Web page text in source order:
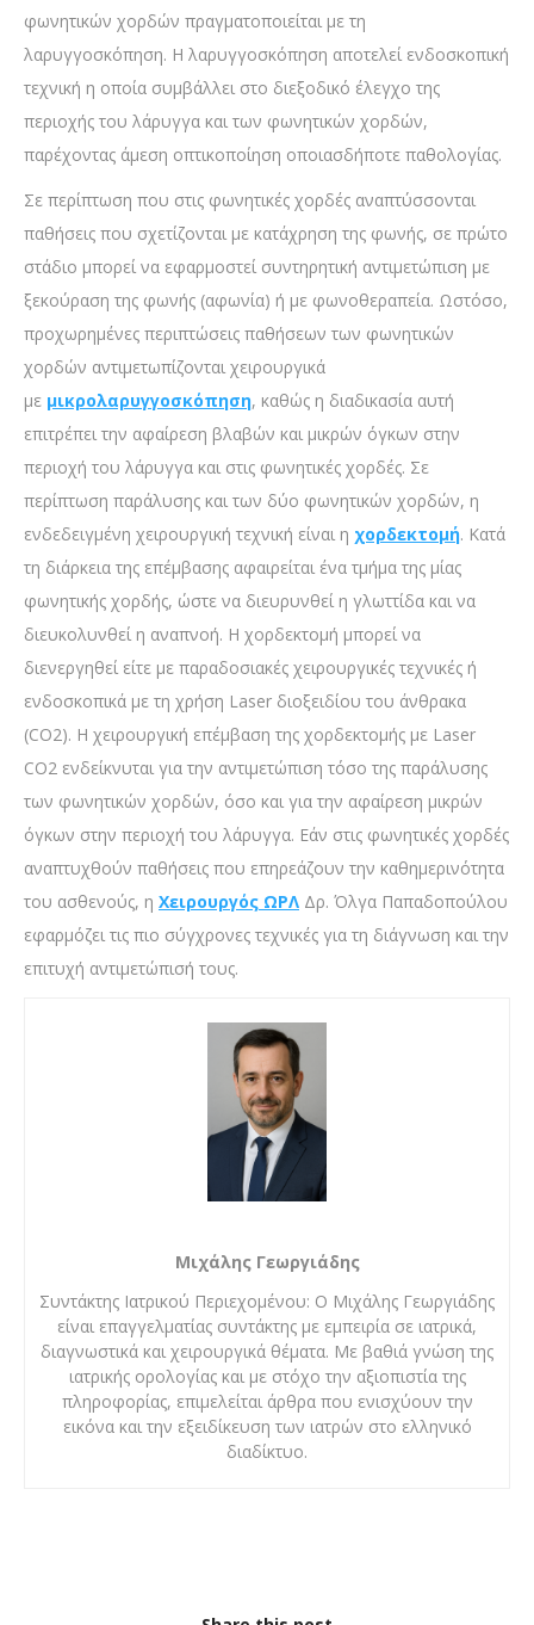
φωνητικών χορδών πραγματοποιείται με τη
λαρυγγοσκόπηση. Η λαρυγγοσκόπηση αποτελεί ενδοσκοπική
τεχνική η οποία συμβάλλει στο διεξοδικό έλεγχο της
περιοχής του λάρυγγα και των φωνητικών χορδών,
παρέχοντας άμεση οπτικοποίηση οποιασδήποτε παθολογίας.
Σε περίπτωση που στις φωνητικές χορδές αναπτύσσονται
παθήσεις που σχετίζονται με κατάχρηση της φωνής, σε πρώτο
στάδιο μπορεί να εφαρμοστεί συντηρητική αντιμετώπιση με
ξεκούραση της φωνής (αφωνία) ή με φωνοθεραπεία. Ωστόσο,
προχωρημένες περιπτώσεις παθήσεων των φωνητικών
χορδών αντιμετωπίζονται χειρουργικά
με μικρολαρυγγοσκόπηση, καθώς η διαδικασία αυτή
επιτρέπει την αφαίρεση βλαβών και μικρών όγκων στην
περιοχή του λάρυγγα και στις φωνητικές χορδές. Σε
περίπτωση παράλυσης και των δύο φωνητικών χορδών, η
ενδεδειγμένη χειρουργική τεχνική είναι η χορδεκτομή. Κατά
τη διάρκεια της επέμβασης αφαιρείται ένα τμήμα της μίας
φωνητικής χορδής, ώστε να διευρυνθεί η γλωττίδα και να
διευκολυνθεί η αναπνοή. Η χορδεκτομή μπορεί να
διενεργηθεί είτε με παραδοσιακές χειρουργικές τεχνικές ή
ενδοσκοπικά με τη χρήση Laser διοξειδίου του άνθρακα
(CO2). Η χειρουργική επέμβαση της χορδεκτομής με Laser
CO2 ενδείκνυται για την αντιμετώπιση τόσο της παράλυσης
των φωνητικών χορδών, όσο και για την αφαίρεση μικρών
όγκων στην περιοχή του λάρυγγα. Εάν στις φωνητικές χορδές
αναπτυχθούν παθήσεις που επηρεάζουν την καθημερινότητα
του ασθενούς, η Χειρουργός ΩΡΛ Δρ. Όλγα Παπαδοπούλου
εφαρμόζει τις πιο σύγχρονες τεχνικές για τη διάγνωση και την
επιτυχή αντιμετώπισή τους.
Μιχάλης Γεωργιάδης
Συντάκτης Ιατρικού Περιεχομένου: Ο Μιχάλης Γεωργιάδης
είναι επαγγελματίας συντάκτης με εμπειρία σε ιατρικά,
διαγνωστικά και χειρουργικά θέματα. Με βαθιά γνώση της
ιατρικής ορολογίας και με στόχο την αξιοπιστία της
πληροφορίας, επιμελείται άρθρα που ενισχύουν την
εικόνα και την εξειδίκευση των ιατρών στο ελληνικό
διαδίκτυο.